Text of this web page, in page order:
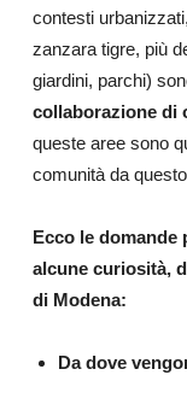
contesti
zanzara tigre, più
giardini, parchi)
collaborazione di
queste aree sono
comunità da
Ecco le domande
alcune curiosità,
di Modena:
Da dove